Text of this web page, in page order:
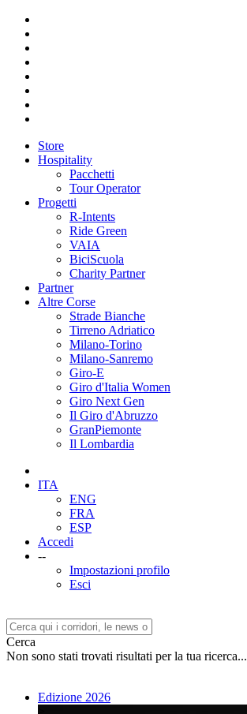
Store
Hospitality
Pacchetti
Tour Operator
Progetti
R-Intents
Ride Green
VAIA
BiciScuola
Charity Partner
Partner
Altre Corse
Strade Bianche
Tirreno Adriatico
Milano-Torino
Milano-Sanremo
Giro-E
Giro d'Italia Women
Giro Next Gen
Il Giro d'Abruzzo
GranPiemonte
Il Lombardia
ITA
ENG
FRA
ESP
Accedi
--
Impostazioni profilo
Esci
Cerca
Non sono stati trovati risultati per la tua ricerca...
Edizione 2026